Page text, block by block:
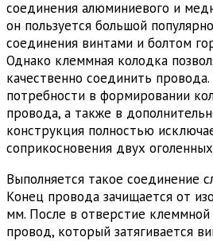
соединения алюминиевого и
он пользуется большой
соединения винтами и болтом
Однако клеммная колодка
качественно соединить
потребности в формировании
провода, а также в
конструкция полностью
соприкосновения двух
Выполняется такое соединение
Конец провода зачищается от
мм. После в отверстие клеммной
провод, который затягивается